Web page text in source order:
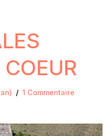
1 Commentaire